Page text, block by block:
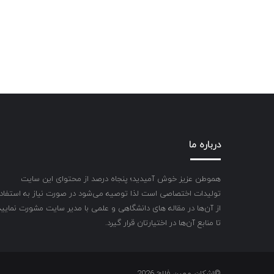
درباره ما
هموطن عزیز خوش آمیدید؛ پنجاه درصد از محتوای این سایت
تولیدات اختصاصی است لذا توصیه می‌شود در صورت نیاز به
از آن‌ها در مقاله های دانشگاهی و علمی با مدیر سایت مشورت
تا منابع آن‌ها در اختیارتان قرار گیرد.